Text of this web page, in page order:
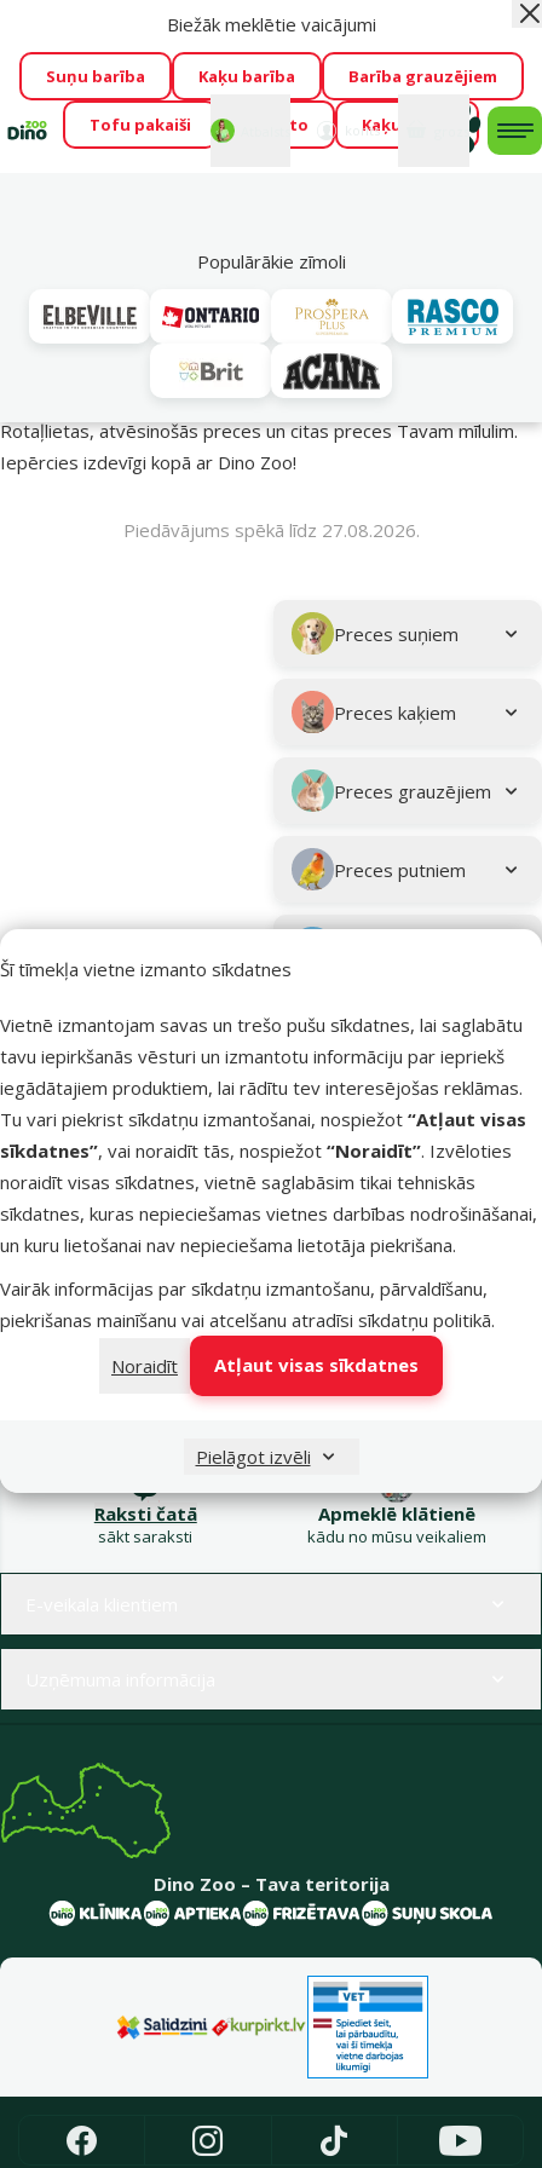
Visu mēnesi Dino Zoo piedāvā lieliskas cenas mīluļu TOP
barībām! 🍖→Skatīt piedāvājumu!
Fotokonkurss “GADA ŪSAIŅI”!
Varbūt tieši Tavs mīlulis
būs 2027. gada zvaigzne
→Piedalīties
Šī tīmekļa vietne izmanto sīkdatnes
Vietnē izmantojam savas un trešo pušu sīkdatnes, lai saglabātu
tavu iepirkšanās vēsturi un izmantotu informāciju par iepriekš
iegādātajiem produktiem, lai rādītu tev interesējošas reklāmas.
Tu vari piekrist sīkdatņu izmantošanai, nospiežot “Atļaut visas
sīkdatnes”, vai noraidīt tās, nospiežot “Noraidīt”. Izvēloties
noraidīt visas sīkdatnes, vietnē saglabāsim tikai tehniskās
sīkdatnes, kuras nepieciešamas vietnes darbības nodrošināšanai,
un kuru lietošanai nav nepieciešama lietotāja piekrišana.
Vairāk informācijas par sīkdatņu izmantošanu, pārvaldīšanu,
piekrišanas mainīšanu vai atcelšanu atradīsi sīkdatņu politikā.
Noraidīt
Atļaut visas sīkdatnes
Pielāgot izvēli
Mans
konts
Biežāk meklētie vaicājumi
Suņu barība Kaķu barība Barība grauzējiem
Tofu pakaiši Foresto Kaķu mājas
Populārākie zīmoli
Vasara turpinās – atlaides katrai gaumei!
Rotaļlietas, atvēsinošās preces un citas preces Tavam mīlulim.
Iepērcies izdevīgi kopā ar Dino Zoo!
Piedāvājums spēkā līdz 27.08.2026.
Apakškategorija
Preces suņiem
Preces kaķiem
Preces grauzējiem
Preces putniem
Preces
eksotiskajiem
Filtrs
Kampaņa: Vasara
turpinās – atlaides katrai
gaumei!
Kārtot pēc
Produkti nav atrasti
Raksti čatā
sākt saraksti
Apmeklē klātienē
kādu no mūsu veikaliem
Dino Zoo – Tava teritorija